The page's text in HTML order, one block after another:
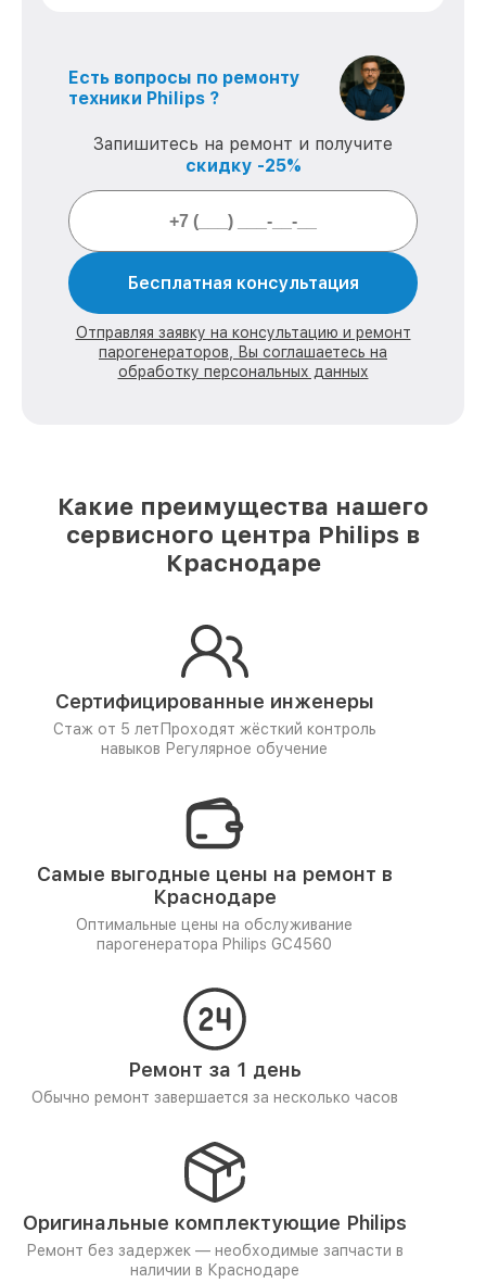
Есть вопросы по ремонту
техники Philips ?
Запишитесь на ремонт и получите
скидку -25%
Бесплатная консультация
Отправляя заявку на консультацию и ремонт
парогенераторов, Вы соглашаетесь на
обработку персональных данных
Какие преимущества нашего
сервисного центра Philips в
Краснодаре
Сертифицированные инженеры
Стаж от 5 лет Проходят жёсткий контроль
навыков Регулярное обучение
Самые выгодные цены на ремонт в
Краснодаре
Оптимальные цены на обслуживание
парогенератора Philips GC4560
Ремонт за 1 день
Обычно ремонт завершается за несколько часов
Оригинальные комплектующие Philips
Ремонт без задержек — необходимые запчасти в
наличии в Краснодаре